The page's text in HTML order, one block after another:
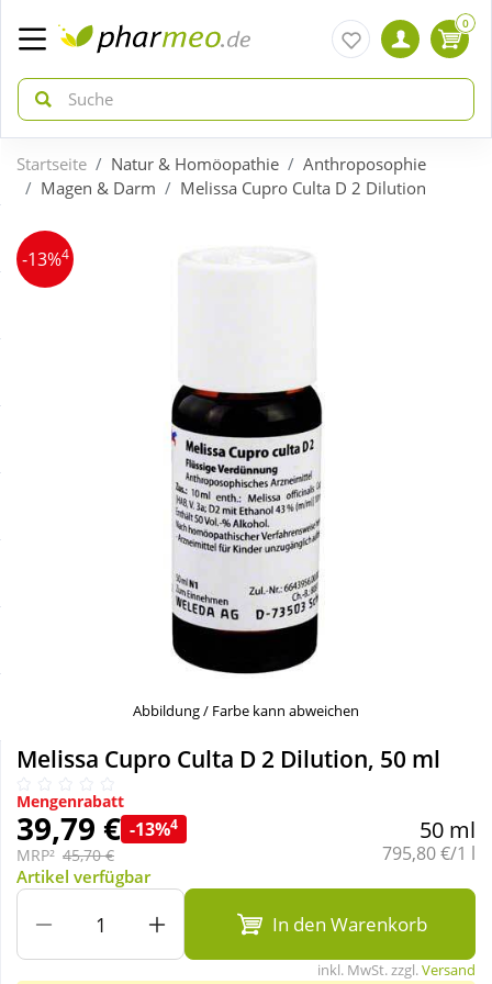
zurück
ÜBERSICHT AKTIONEN
Täglich gut versorgt
zurück
ÜBERSICHT KATEGORIEN
Körperpflege & Kosmetik
Nahrungsergänzung
Natur & Homöopathie
Sanitätshaus
0
Startseite Natur & Homöopathie
Anthroposophie
Magen & Darm
Melissa Cupro Culta D 2 Dilution
-13%4
Abbildung / Farbe kann abweichen
Melissa Cupro Culta D 2 Dilution, 50 ml
Mengenrabatt
39,79 € -13%4
MRP² 45,70 €
50 ml
Grundpreis:
795,80 €/1 l
Artikel verfügbar
In den Warenkorb
inkl. MwSt. zzgl.Versand